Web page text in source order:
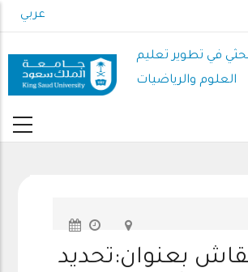
to
content
عربي
في تطوير تعليم
العلوم والرياضيات
بعنوان:تحديد